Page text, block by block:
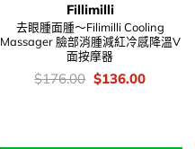
Fillimilli
去眼腫面腫～Filimilli Cooling
Massager 臉部消腫減紅冷感降溫V
面按摩器
價
錢：
$176.00 Original
price
$136.00Current